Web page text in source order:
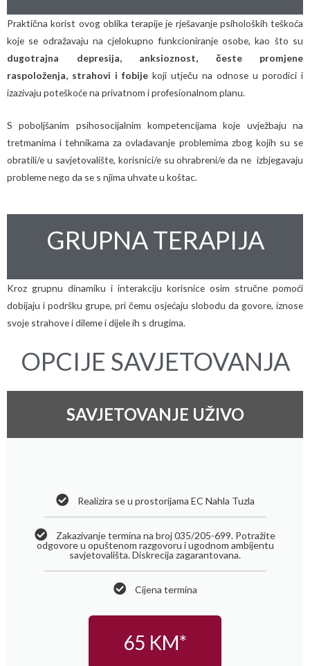
Praktična korist ovog oblika terapije je rješavanje psiholoških teškoća
koje se odražavaju na cjelokupno funkcioniranje osobe, kao što su
dugotrajna depresija, anksioznost, česte promjene
raspoloženja, strahovi i fobije koji utječu na odnose u porodici i
izazivaju poteškoće na privatnom i profesionalnom planu.
S poboljšanim psihosocijalnim kompetencijama koje uvježbaju na
tretmanima i tehnikama za ovladavanje problemima zbog kojih su se
obratili/e u savjetovalište, korisnici/e su ohrabreni/e da ne izbjegavaju
probleme nego da se s njima uhvate u koštac.
GRUPNA TERAPIJA
Kroz grupnu dinamiku i interakciju korisnice osim stručne pomoći
dobijaju i podršku grupe, pri čemu osjećaju slobodu da govore, iznose
svoje strahove i dileme i dijele ih s drugima.
OPCIJE SAVJETOVANJA
SAVJETOVANJE UŽIVO
Realizira se u prostorijama EC Nahla Tuzla
Zakazivanje termina na broj 035/205-699. Potražite
odgovore u opuštenom razgovoru i ugodnom ambijentu
savjetovališta. Diskrecija zagarantovana.
Cijena termina
65 KM*